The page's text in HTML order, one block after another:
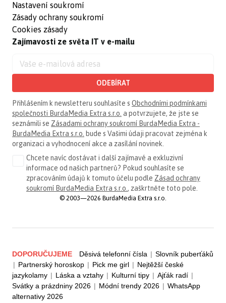
Nastavení soukromí
Zásady ochrany soukromí
Cookies zásady
Zajímavosti ze světa IT v e-mailu
ODEBÍRAT
Přihlášením k newsletteru souhlasíte s Obchodními podmínkami
společnosti BurdaMedia Extra s.r.o. a potvrzujete, že jste se
seznámili se Zásadami ochrany soukromí BurdaMedia Extra -
BurdaMedia Extra s.r.o. bude s Vašimi údaji pracovat zejména k
organizaci a vyhodnocení akce a zasílání novinek.
Chcete navíc dostávat i další zajímavé a exkluzivní
informace od našich partnerů? Pokud souhlasíte se
zpracováním údajů k tomuto účelu podle Zásad ochrany
soukromí BurdaMedia Extra s.r.o., zaškrtněte toto pole.
© 2003—2026 BurdaMedia Extra s.r.o.
DOPORUČUJEME Děsivá telefonní čísla | Slovník puberťáků
| Partnerský horoskop | Pick me girl | Nejtěžší české
jazykolamy | Láska a vztahy | Kulturní tipy | Ajťák radí |
Svátky a prázdniny 2026 | Módní trendy 2026 | WhatsApp
alternativy 2026